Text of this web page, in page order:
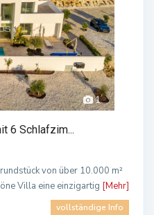
1
6 Schlafzim...
von über 10.000 m²
Villa eine einzigartig [Mehr]
vollständige Info